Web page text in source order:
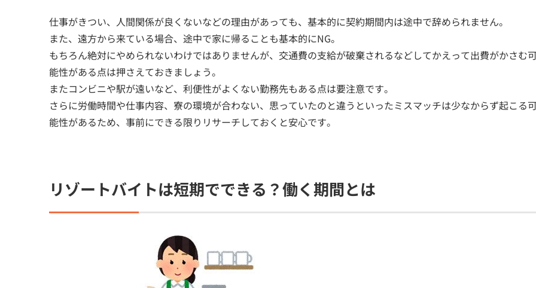
仕事がきつい、人間関係が良くないなどの理由があっても、基本的に契約期間内は途中で辞められません。
また、遠方から来ている場合、途中で家に帰ることも基本的にNG。
もちろん絶対にやめられないわけではありませんが、交通費の支給が破棄されるなどしてかえって出費がかさむ
能性がある点は押さえておきましょう。
またコンビニや駅が遠いなど、利便性がよくない勤務先もある点は要注意です。
さらに労働時間や仕事内容、寮の環境が合わない、思っていたのと違うといったミスマッチは少なからず起こる
能性があるため、事前にできる限りリサーチしておくと安心です。
リゾートバイトは短期でできる？働く期間とは